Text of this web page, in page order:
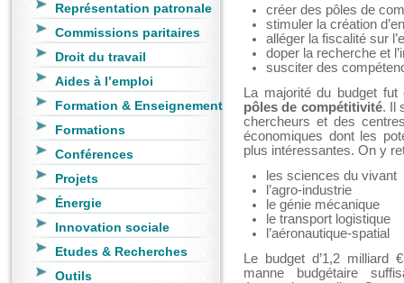
Représentation patronale
Commissions paritaires
Droit du travail
Aides à l’emploi
Formation & Enseignement
Formations
Conférences
Projets
Énergie
Innovation sociale
Etudes & Recherches
Outils
créer des pôles de
stimuler la création
alléger la fiscalité sur
doper la recherche et
susciter des
La majorité du budget
pôles de compétitivité. Il
chercheurs et des
économiques dont les
plus intéressantes. On y
les sciences du vivant
l’agro-industrie
le génie mécanique
le transport logistique
l’aéronautique-spatial
Le budget d’1,2
manne budgétaire